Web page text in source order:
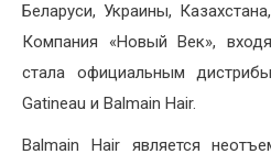
Беларуси, Украины,
Компания «Новый Век»,
стала официальным
Gatineau и Balmain Hair.
Balmain Hair является